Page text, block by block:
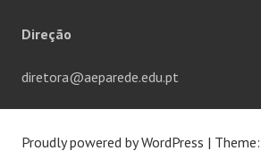
Direção
diretora@aeparede.edu.pt
Proudly powered by WordPress |